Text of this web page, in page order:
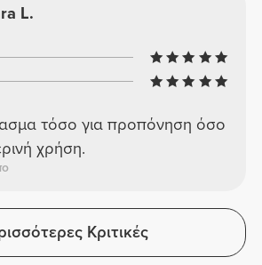
L.
τόσο για προπόνηση όσο
χρήση.
Κριτικές